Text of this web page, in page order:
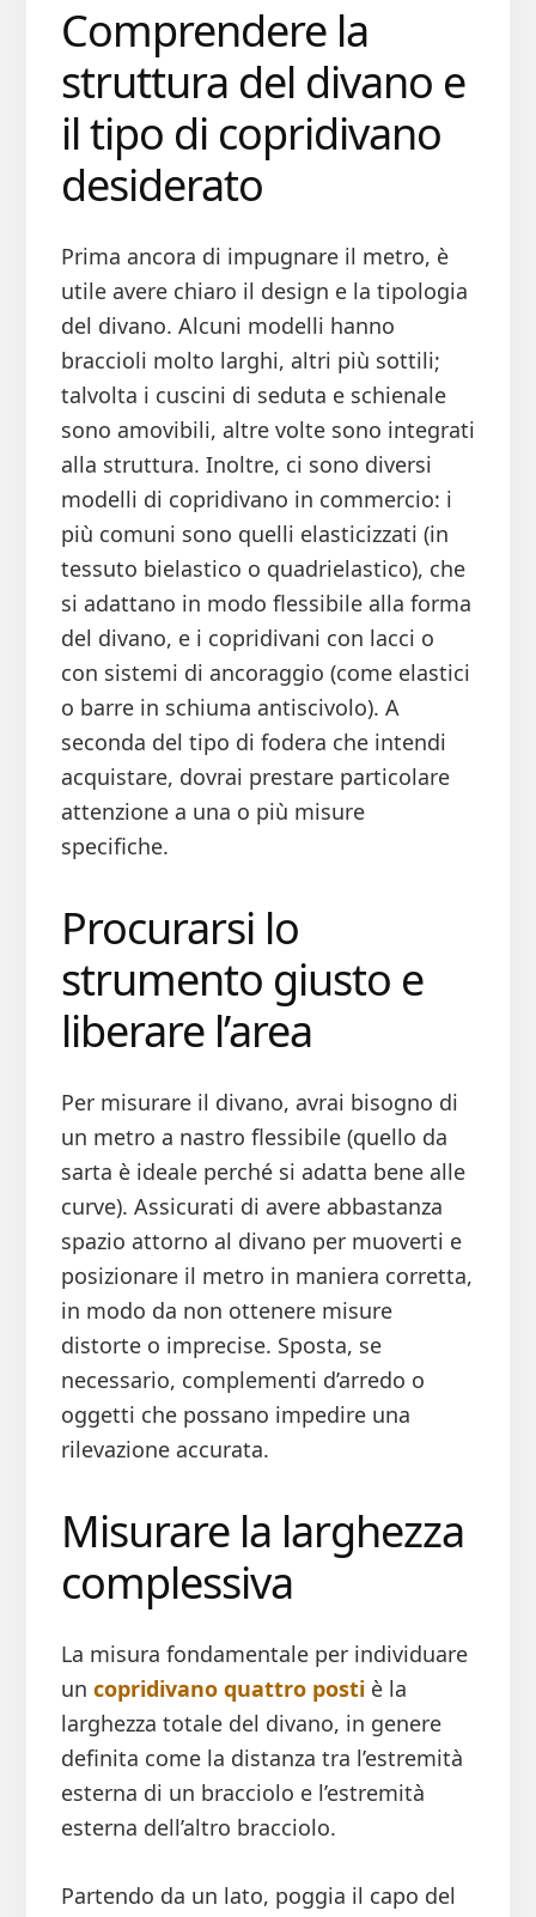
Comprendere la
struttura del divano e
il tipo di copridivano
desiderato
Prima ancora di impugnare il metro, è
utile avere chiaro il design e la tipologia
del divano. Alcuni modelli hanno
braccioli molto larghi, altri più sottili;
talvolta i cuscini di seduta e schienale
sono amovibili, altre volte sono integrati
alla struttura. Inoltre, ci sono diversi
modelli di copridivano in commercio: i
più comuni sono quelli elasticizzati (in
tessuto bielastico o quadrielastico), che
si adattano in modo flessibile alla forma
del divano, e i copridivani con lacci o
con sistemi di ancoraggio (come elastici
o barre in schiuma antiscivolo). A
seconda del tipo di fodera che intendi
acquistare, dovrai prestare particolare
attenzione a una o più misure
specifiche.
Procurarsi lo
strumento giusto e
liberare l’area
Per misurare il divano, avrai bisogno di
un metro a nastro flessibile (quello da
sarta è ideale perché si adatta bene alle
curve). Assicurati di avere abbastanza
spazio attorno al divano per muoverti e
posizionare il metro in maniera corretta,
in modo da non ottenere misure
distorte o imprecise. Sposta, se
necessario, complementi d’arredo o
oggetti che possano impedire una
rilevazione accurata.
Misurare la larghezza
complessiva
La misura fondamentale per individuare
un copridivano quattro postiè la
larghezza totale del divano, in genere
definita come la distanza tra l’estremità
esterna di un bracciolo e l’estremità
esterna dell’altro bracciolo.
Partendo da un lato, poggia il capo del